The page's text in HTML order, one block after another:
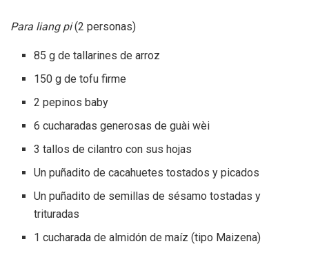
Para liang pi(2 personas)
85 g de tallarines de arroz
150 g de tofu firme
2 pepinos baby
6 cucharadas generosas de guài wèi
3 tallos de cilantro con sus hojas
Un puñadito de cacahuetes tostados y picados
Un puñadito de semillas de sésamo tostadas y
trituradas
1 cucharada de almidón de maíz (tipo Maizena)